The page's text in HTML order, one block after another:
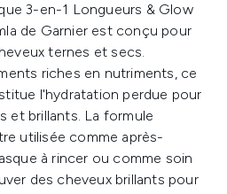
3-en-1 Longueurs & Glow
de Garnier est conçu pour
ternes et secs.
riches en nutriments, ce
l'hydratation perdue pour
et brillants. La formule
utilisée comme après-
à rincer ou comme soin
des cheveux brillants pour